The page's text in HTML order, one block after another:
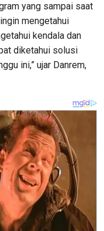
yang sampai saat
mengetahui
kendala dan
diketahui solusi
ini,” ujar Danrem,